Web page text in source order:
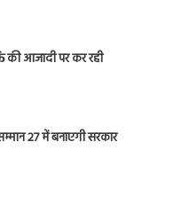
की आजादी पर कर रही
27 में बनाएगी सरकार